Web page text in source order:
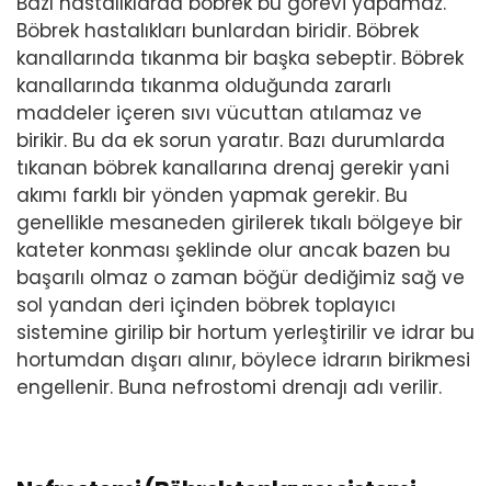
Böbrek hastalıkları bunlardan biridir. Böbrek
kanallarında tıkanma bir başka sebeptir. Böbrek
kanallarında tıkanma olduğunda zararlı
maddeler içeren sıvı vücuttan atılamaz ve
birikir. Bu da ek sorun yaratır. Bazı durumlarda
tıkanan böbrek kanallarına drenaj gerekir yani
akımı farklı bir yönden yapmak gerekir. Bu
genellikle mesaneden girilerek tıkalı bölgeye bir
kateter konması şeklinde olur ancak bazen bu
başarılı olmaz o zaman böğür dediğimiz sağ ve
sol yandan deri içinden böbrek toplayıcı
sistemine girilip bir hortum yerleştirilir ve idrar bu
hortumdan dışarı alınır, böylece idrarın birikmesi
engellenir. Buna nefrostomi drenajı adı verilir.